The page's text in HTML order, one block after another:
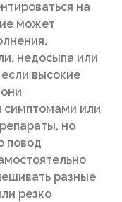
на
может
недосыпа или
высокие
симптомами или
но
повод
разные
резко